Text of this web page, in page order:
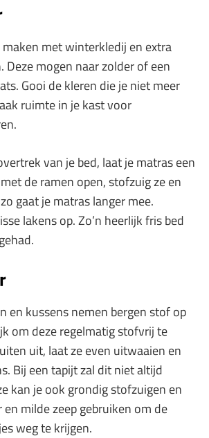
met winterkledij en extra
Deze mogen naar zolder of een
Gooi de kleren die je niet meer
ruimte in je kast voor
van je bed, laat je matras een
de ramen open, stofzuig ze en
gaat je matras langer mee.
lakens op. Zo’n heerlijk fris bed
en kussens nemen bergen stof op
om deze regelmatig stofvrij te
uit, laat ze even uitwaaien en
Bij een tapijt zal dit niet altijd
kan je ook grondig stofzuigen en
milde zeep gebruiken om de
weg te krijgen.